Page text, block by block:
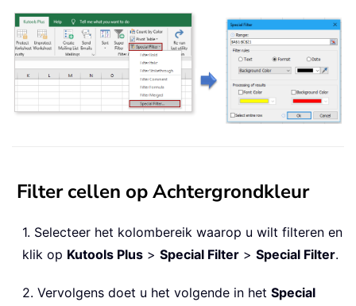
Filter cellen op Achtergrondkleur
1. Selecteer het kolombereik waarop u wilt filteren en
klik op Kutools Plus > Special Filter > Special Filter.
2. Vervolgens doet u het volgende in het Special